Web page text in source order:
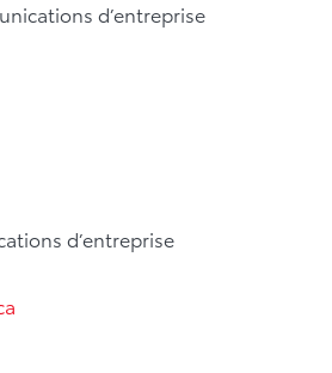
d’entreprise
d’entreprise